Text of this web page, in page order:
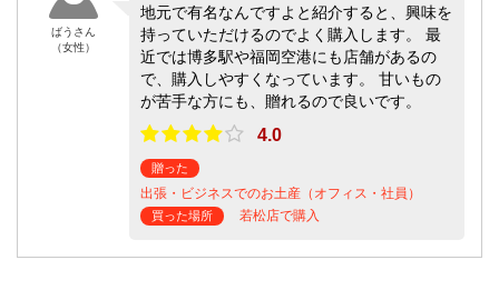
ばうさん
（女性）
地元で有名なんですよと紹介すると、興味を
持っていただけるのでよく購入します。 最
近では博多駅や福岡空港にも店舗があるの
で、購入しやすくなっています。 甘いもの
が苦手な方にも、贈れるので良いです。
4.0
贈った
出張・ビジネスでのお土産（オフィス・社員）
買った場所 若松店で購入